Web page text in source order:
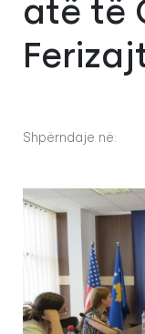
atë të
Shpërndaje në: